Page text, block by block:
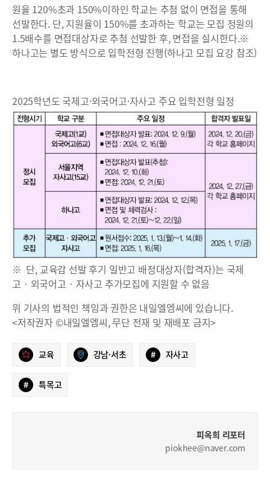
원율 120%초과 150%이하인 학교는 추첨 없이 면접을 통해
선발한다. 단, 지원율이 150%를 초과하는 학교는 모집 정원의
1.5배수를 면접대상자로 추첨 선발한 후, 면접을 실시한다.※
하나고는 별도 방식으로 입학전형 진행(하나고 모집 요강 참조)
2025학년도 국제고·외국어고·자사고 주요 입학전형 일정
※ 단, 교육감 선발 후기 일반고 배정대상자(합격자)는 국제
고‧외국어고‧자사고 추가모집에 지원할 수 없음
위 기사의 법적인 책임과 권한은 내일엘엠씨에 있습니다.
<저작권자 ©내일엘엠씨, 무단 전재 및 재배포 금지>
교육 강남·서초 # 자사고
# 특목고
피옥희 리포터
piokhee@naver.com